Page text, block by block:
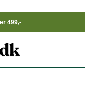
499,-